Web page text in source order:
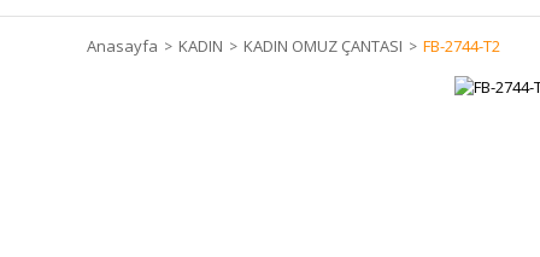
Anasayfa KADIN KADIN OMUZ ÇANTASI FB-2744-T2